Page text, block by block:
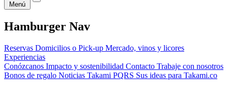
Menú
Hamburger Nav
Reservas Domicilios o Pick-up Mercado, vinos y licores
Experiencias
Conózcanos Impacto y sostenibilidad Contacto Trabaje con nosotros
Bonos de regalo Noticias Takami PQRS Sus ideas para Takami.co